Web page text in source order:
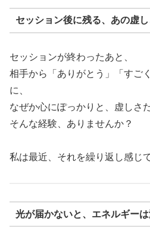
セッション後に残る、あの虚し
セッションが終わったあと、
相手から「ありがとう」「すご
に、
なぜか心にぽっかりと、虚し
そんな経験、ありませんか？
私は最近、それを繰り返し感じ
光が届かないと、エネルギーは